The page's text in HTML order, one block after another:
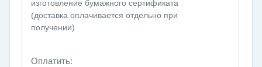
изготовление бумажного сертификата
(доставка оплачивается отдельно при
получении)
Оплатить: